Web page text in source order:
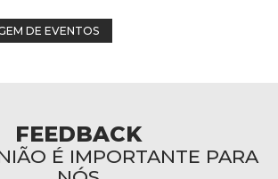
DE EVENTOS
FEEDBACK
É IMPORTANTE PARA